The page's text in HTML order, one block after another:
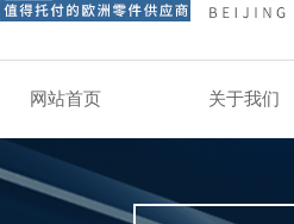
网站首页 关于我们